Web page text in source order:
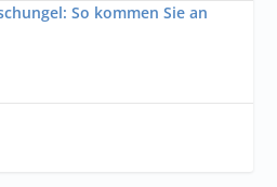
So kommen Sie an